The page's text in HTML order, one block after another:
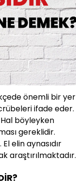
önemli bir yer
ifade eder.
Hal böyleyken
gereklidir.
elin aynasıdır
araştırılmaktadır.